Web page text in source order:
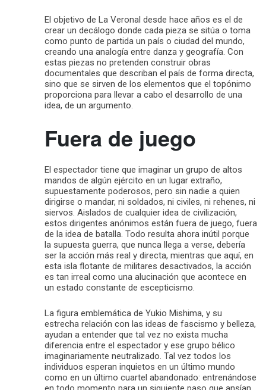
El objetivo de La Veronal desde hace años es el de
crear un decálogo donde cada pieza se sitúa o toma
como punto de partida un país o ciudad del mundo,
creando una analogía entre danza y geografía. Con
estas piezas no pretenden construir obras
documentales que describan el país de forma directa,
sino que se sirven de los elementos que el topónimo
proporciona para llevar a cabo el desarrollo de una
idea, de un argumento.
Fuera de juego
El espectador tiene que imaginar un grupo de altos
mandos de algún ejército en un lugar extraño,
supuestamente poderosos, pero sin nadie a quien
dirigirse o mandar, ni soldados, ni civiles, ni rehenes, ni
siervos. Aislados de cualquier idea de civilización,
estos dirigentes anónimos están fuera de juego, fuera
de la idea de batalla. Todo resulta ahora inútil porque
la supuesta guerra, que nunca llega a verse, debería
ser la acción más real y directa, mientras que aquí, en
esta isla flotante de militares desactivados, la acción
es tan irreal como una alucinación que acontece en
un estado constante de escepticismo.
La figura emblemática de Yukio Mishima, y su
estrecha relación con las ideas de fascismo y belleza,
ayudan a entender que tal vez no exista mucha
diferencia entre el espectador y ese grupo bélico
imaginariamente neutralizado. Tal vez todos los
individuos esperan inquietos en un último mundo
como en un último cuartel abandonado: entrenándose